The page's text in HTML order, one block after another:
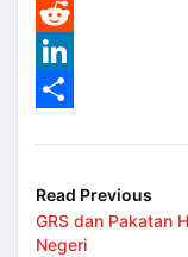
WhatsApp
Reddit
LinkedIn
Read Previous
GRS dan Pakatan
Negeri